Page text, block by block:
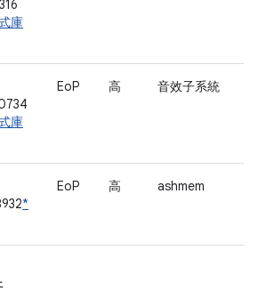
庫
庫
EoP 高 音效子系統
*
EoP 高 ashmem